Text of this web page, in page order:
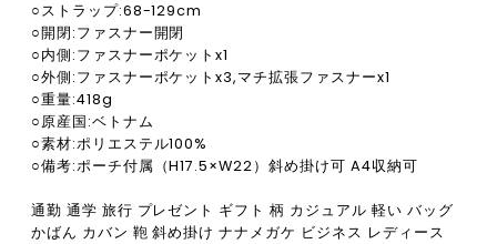
○ストラップ:68-129cm
○開閉:ファスナー開閉
○内側:ファスナーポケットx1
○外側:ファスナーポケットx3,マチ拡張ファスナーx1
○重量:418g
○原産国:ベトナム
○素材:ポリエステル100%
○備考:ポーチ付属（H17.5×W22）斜め掛け可 A4収納可
通勤 通学 旅行 プレゼント ギフト 柄 カジュアル 軽い バッグ
かばん カバン 鞄 斜め掛け ナナメガケ ビジネス レディース